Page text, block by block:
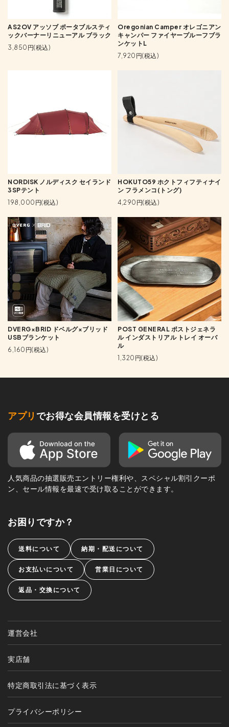
AS2OV アッソブ ポータブルスティ
ックバーナーリニューアル ブラック
3,850円(税込)
Oregonian Camper オレゴニアン
キャンパー ファイヤープルーフブラ
ンケットL
7,920円(税込)
NORDISK ノルディスク セイランド
3SPテント
198,000円(税込)
HOKUTO59 ホクトフィフティナイ
ン フラメンコ(トング)
4,290円(税込)
DVERG×BRID ドベルグ×ブリッド
USBブランケット
6,160円(税込)
POST GENERAL ポストジェネラ
ル インダストリアル トレイ オーバ
ル
1,320円(税込)
アプリ でお得な会員情報を受けとる
人気商品の抽選販売エントリー権利や、スペシャル割引クーポ
ン、セール情報を最速で受け取ることができます。
お困りですか？
送料について 納期・配送について
お支払いについて 営業日について
返品・交換について
運営会社
実店舗
特定商取引法に基づく表示
プライバシーポリシー